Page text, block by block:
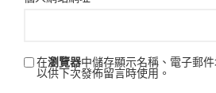
在瀏覽器中儲存顯示名稱、電子郵
以供下次發佈留言時使用。